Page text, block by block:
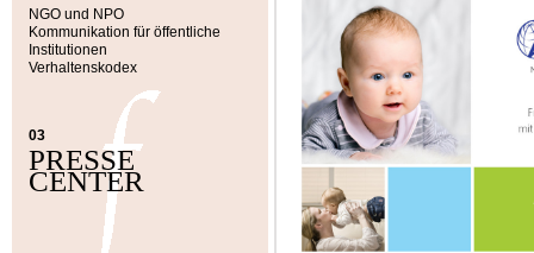
NGO und NPO
Kommunikation für öffentliche
Institutionen
Verhaltenskodex
03
PRESSE
CENTER